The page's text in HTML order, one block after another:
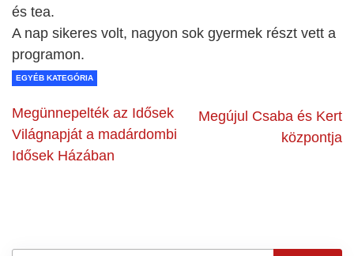
és tea.
A nap sikeres volt, nagyon sok gyermek részt vett a
programon.
EGYÉB KATEGÓRIA
Megünnepelték az Idősek
Világnapját a madárdombi
Idősek Házában
Megújul Csaba és Kert
központja